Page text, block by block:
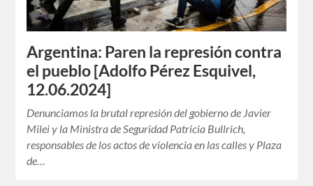
Argentina: Paren la represión contra
el pueblo [Adolfo Pérez Esquivel,
12.06.2024]
Denunciamos la brutal represión del gobierno de Javier
Milei y la Ministra de Seguridad Patricia Bullrich,
responsables de los actos de violencia en las calles y Plaza
de…